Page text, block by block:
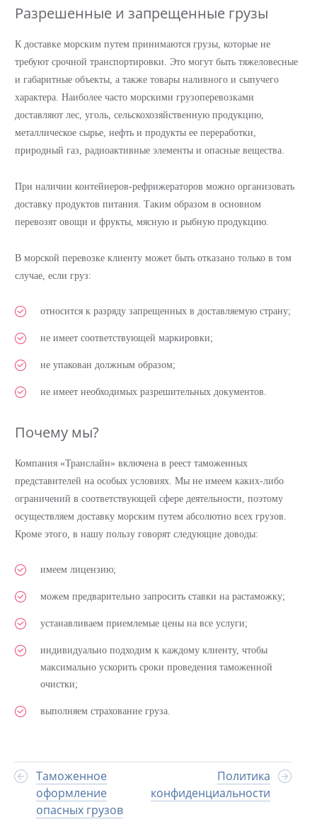
Разрешенные и запрещенные грузы
К доставке морским путем принимаются грузы, которые не
требуют срочной транспортировки. Это могут быть тяжеловесные
и габаритные объекты, а также товары наливного и сыпучего
характера. Наиболее часто морскими грузоперевозками
доставляют лес, уголь, сельскохозяйственную продукцию,
металлическое сырье, нефть и продукты ее переработки,
природный газ, радиоактивные элементы и опасные вещества.
При наличии контейнеров-рефрижераторов можно организовать
доставку продуктов питания. Таким образом в основном
перевозят овощи и фрукты, мясную и рыбную продукцию.
В морской перевозке клиенту может быть отказано только в том
случае, если груз:
относится к разряду запрещенных в доставляемую страну;
не имеет соответствующей маркировки;
не упакован должным образом;
не имеет необходимых разрешительных документов.
Почему мы?
Компания «Транслайн» включена в реест таможенных
представителей на особых условиях. Мы не имеем каких-либо
ограничений в соответствующей сфере деятельности, поэтому
осуществляем доставку морским путем абсолютно всех грузов.
Кроме этого, в нашу пользу говорят следующие доводы:
имеем лицензию;
можем предварительно запросить ставки на растаможку;
устанавливаем приемлемые цены на все услуги;
индивидуально подходим к каждому клиенту, чтобы
максимально ускорить сроки проведения таможенной
очистки;
выполняем страхование груза.
Таможенное
оформление
опасных грузов
Политика
конфиденциальности